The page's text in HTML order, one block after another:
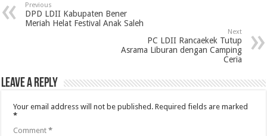
Previous
DPD LDII Kabupaten Bener
Meriah Helat Festival Anak Saleh
Next
PC LDII Rancaekek Tutup
Asrama Liburan dengan Camping
Ceria
Leave a Reply
Your email address will not be published. Required fields are marked
*
Comment*